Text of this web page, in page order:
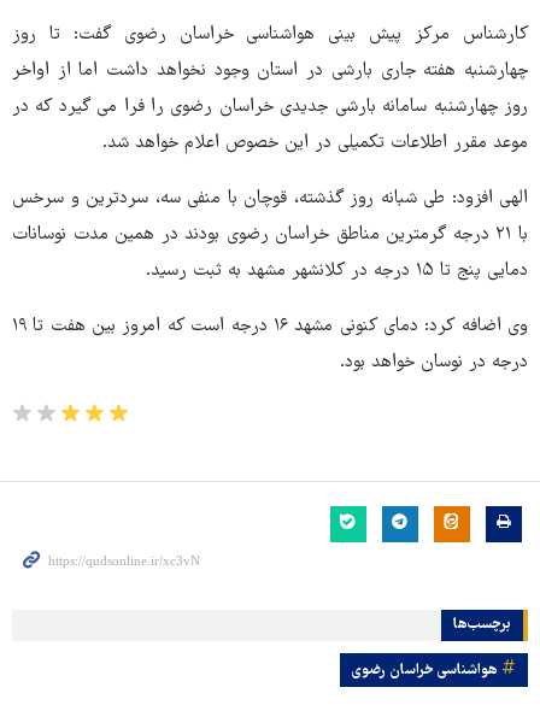
کارشناس مرکز پیش بینی هواشناسی خراسان رضوی گفت: تا روز
چهارشنبه هفته جاری بارشی در استان وجود نخواهد داشت اما از اواخر
روز چهارشنبه سامانه بارشی جدیدی خراسان رضوی را فرا می گیرد که در
موعد مقرر اطلاعات تکمیلی در این خصوص اعلام خواهد شد.
الهی افزود: طی شبانه روز گذشته، قوچان با منفی سه، سردترین و سرخس
با ۲۱ درجه گرمترین مناطق خراسان رضوی بودند در همین مدت نوسانات
دمایی پنج تا ۱۵ درجه در کلانشهر مشهد به ثبت رسید.
وی اضافه کرد: دمای کنونی مشهد ۱۶ درجه است که امروز بین هفت تا ۱۹
درجه در نوسان خواهد بود.
برچسب‌ها
هواشناسی خراسان رضوی